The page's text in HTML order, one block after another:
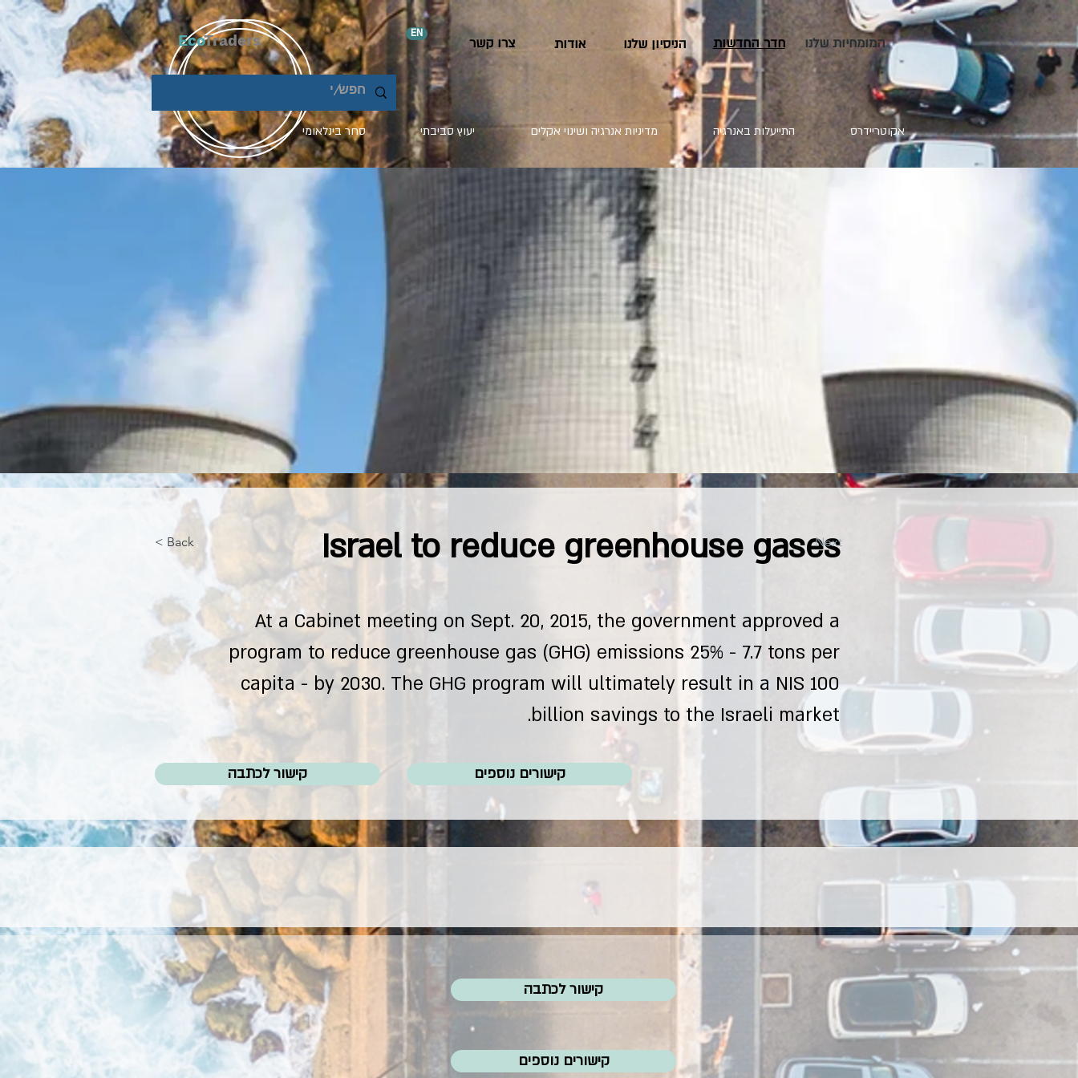
EcoTraders EN
צרו קשר אודות הניסיון שלנו חדר החדשות המומחיות שלנו
אקוטריידרס התייעלות באנרגיה מדיניות אנרגיה ושינוי אקלים יעוץ סביבתי סחר בינלאומי
Israel to reduce greenhouse gases
Next
< Back
At a Cabinet meeting on Sept. 20, 2015, the government approved a
program to reduce greenhouse gas (GHG) emissions 25% - 7.7 tons per
capita - by 2030. The GHG program will ultimately result in a NIS 100
billion savings to the Israeli market.
קישור לכתבה קישורים נוספים
קישור לכתבה
קישורים נוספים